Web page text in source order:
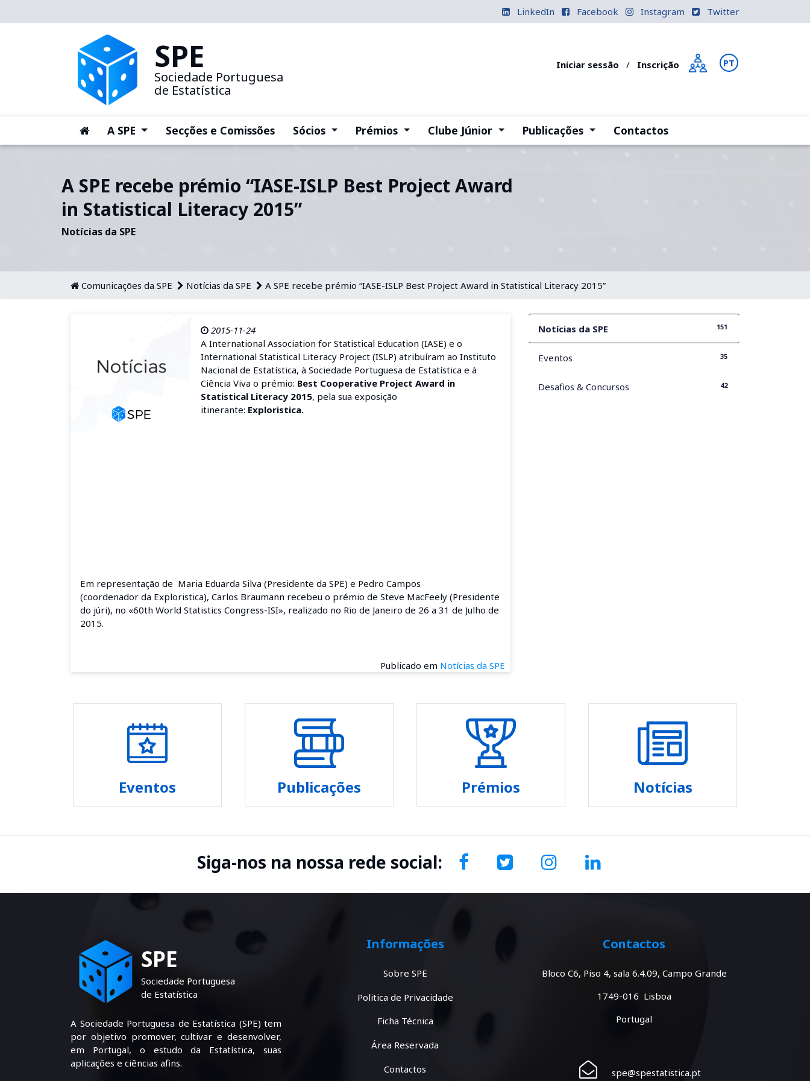
LinkedIn Facebook Instagram Twitter
SPE
Sociedade Portuguesa
de Estatística
Iniciar sessão / Inscrição PT
(current)
A SPE (current)Secções e Comissões Sócios (current)Prémios (current)Clube Júnior (current)Publicações (current)Contactos
A SPE recebe prémio “IASE-ISLP Best Project Award
in Statistical Literacy 2015”
Notícias da SPE
Comunicações da SPE Notícias da SPE A SPE recebe prémio “IASE-ISLP Best Project Award in Statistical Literacy 2015”
Notícias da SPE 151
Eventos 35
Desafios & Concursos 42
2015-11-24
A International Association for Statistical Education (IASE) e o
International Statistical Literacy Project (ISLP) atribuíram ao Instituto
Nacional de Estatística, à Sociedade Portuguesa de Estatística e à
Ciência Viva o prémio: Best Cooperative Project Award in
Statistical Literacy 2015, pela sua exposição
itinerante: Exploristica.
Em representação de Maria Eduarda Silva (Presidente da SPE) e Pedro Campos
(coordenador da Exploristica), Carlos Braumann recebeu o prémio de Steve MacFeely (Presidente
do júri), no «60th World Statistics Congress-ISI», realizado no Rio de Janeiro de 26 a 31 de Julho de
2015.
Publicado em Notícias da SPE
Eventos Publicações Prémios Notícias
Siga-nos na nossa rede social:
SPE
Sociedade Portuguesa
de Estatística
A Sociedade Portuguesa de Estatística (SPE) tem
por objetivo promover, cultivar e desenvolver,
em Portugal, o estudo da Estatística, suas
aplicações e ciências afins.
Informações
Sobre SPE
Politica de Privacidade
Ficha Técnica
Área Reservada
Contactos
Contactos
Bloco C6, Piso 4, sala 6.4.09, Campo Grande
1749-016 Lisboa
Portugal
spe@spestatistica.pt